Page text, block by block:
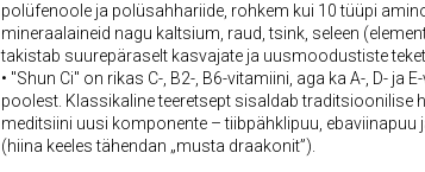
polüfenoole ja polüsahhariide, rohkem kui 10 tüüpi
mineraalaineid nagu kaltsium, raud, tsink, seleen
takistab suurepäraselt kasvajate ja uusmoodustiste
• "Shun Ci" on rikas C-, B2-, B6-vitamiini, aga ka A-, D- ja
poolest. Klassikaline teeretsept sisaldab traditsioonilise
meditsiini uusi komponente – tiibpähklipuu, ebaviinapuu
(hiina keeles tähendan „musta draakonit”).